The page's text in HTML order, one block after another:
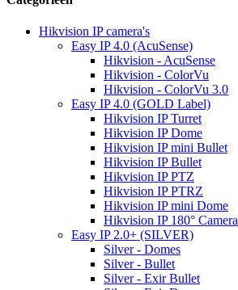
Hikvision IP camera's
Easy IP 4.0 (AcuSense)
Hikvision - AcuSense
Hikvision - ColorVu
Hikvision - ColorVu 3.0
Easy IP 4.0 (GOLD Label)
Hikvision IP Turret
Hikvision IP Dome
Hikvision IP mini Bullet
Hikvision IP Bullet
Hikvision IP PTZ
Hikvision IP PTRZ
Hikvision IP mini Dome
Hikvision IP 180° Camera
Easy IP 2.0+ (SILVER)
Silver - Domes
Silver - Bullet
Silver - Exir Bullet